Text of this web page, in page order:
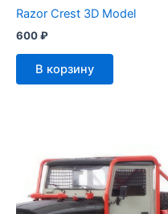
Razor Crest 3D Model
600₽
В корзину